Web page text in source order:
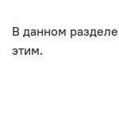
В данном
этим.